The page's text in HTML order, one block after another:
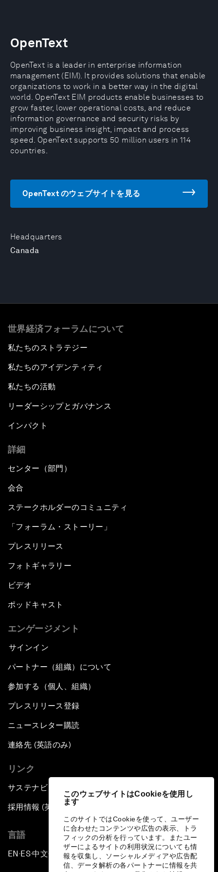
このウェブサイトはCookieを使用し
ます
このサイトではCookieを使って、ユーザー
に合わせたコンテンツや広告の表示、トラ
フィックの分析を行っています。またユー
ザーによるサイトの利用状況についても情
報を収集し、ソーシャルメディアや広告配
信、データ解析の各パートナーに情報を共
Headquarters
Canada
OpenText
OpenText is a leader in enterprise information
management (EIM). It provides solutions that enable
organizations to work in a better way in the digital
world. OpenText EIM products enable businesses to
grow faster, lower operational costs, and reduce
information governance and security risks by
improving business insight, impact and process
speed. OpenText supports 50 million users in 114
countries.
OpenText のウェブサイトを見る
世界経済フォーラムについて
私たちのストラテジー
私たちのアイデンティティ
私たちの活動
リーダーシップとガバナンス
インパクト
詳細
センター（部門）
会合
ステークホルダーのコミュニティ
「フォーラム・ストーリー」
プレスリリース
フォトギャラリー
ビデオ
ポッドキャスト
エンゲージメント
サインイン
パートナー（組織）について
参加する（個人、組織）
プレスリリース登録
ニュースレター購読
連絡先 (英語のみ)
リンク
サステナビリティへの取り組み
採用情報 (英語のみ)
言語
EN ▪ES▪中文▪ 日本語